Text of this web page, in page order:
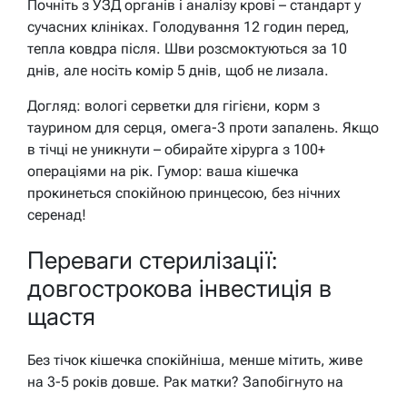
Почніть з УЗД органів і аналізу крові – стандарт у
сучасних клініках. Голодування 12 годин перед,
тепла ковдра після. Шви розсмоктуються за 10
днів, але носіть комір 5 днів, щоб не лизала.
Догляд: вологі серветки для гігієни, корм з
таурином для серця, омега-3 проти запалень. Якщо
в тічці не уникнути – обирайте хірурга з 100+
операціями на рік. Гумор: ваша кішечка
прокинеться спокійною принцесою, без нічних
серенад!
Переваги стерилізації:
довгострокова інвестиція в
щастя
Без тічок кішечка спокійніша, менше мітить, живе
на 3-5 років довше. Рак матки? Запобігнуто на